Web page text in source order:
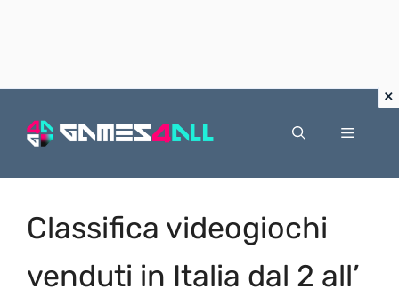
Menu
Classifica videogiochi
venduti in Italia dal 2 all’